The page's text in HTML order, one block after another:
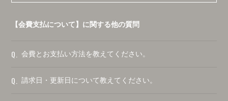
【会費支払について】に関する他の質問
Q. 会費とお支払い方法を教えてください。
Q. 請求日・更新日について教えてください。